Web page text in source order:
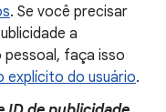
. Se você precisar
a
faça isso
explícito do usuário.